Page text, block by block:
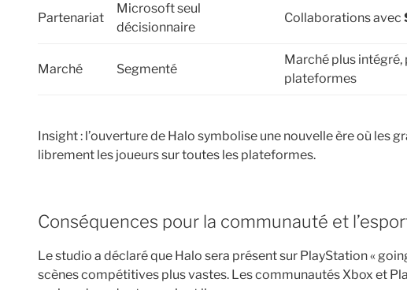
Partenariat
Microsoft seul
décisionnaire
Collaborations avec
Marché Segmenté
Marché plus intégré,
plateformes
Insight : l’ouverture de Halo symbolise une nouvelle ère où les
librement les joueurs sur toutes les plateformes.
Conséquences pour la communauté et
Le studio a déclaré que Halo sera présent sur PlayStation «
scènes compétitives plus vastes. Les communautés Xbox et